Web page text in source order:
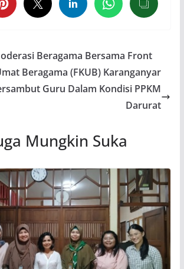
Beragama Bersama Front
Beragama (FKUB) Karanganyar
Guru Dalam Kondisi PPKM
Darurat
Mungkin Suka